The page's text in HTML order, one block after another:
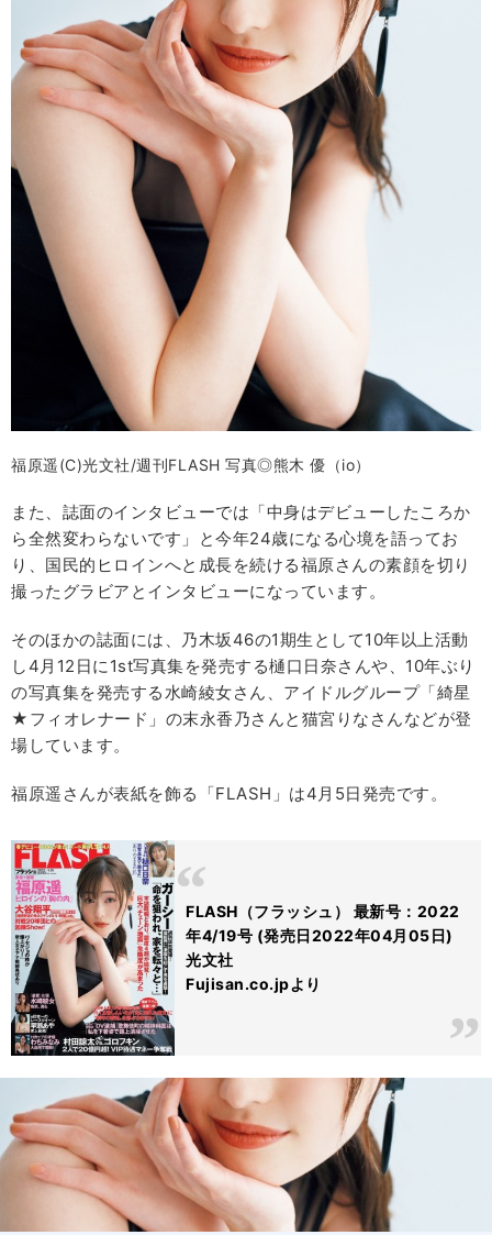
福原遥(C)光文社/週刊FLASH 写真◎熊木 優（io）
また、誌面のインタビューでは「中身はデビューしたころか
ら全然変わらないです」と今年24歳になる心境を語ってお
り、国民的ヒロインへと成長を続ける福原さんの素顔を切り
撮ったグラビアとインタビューになっています。
そのほかの誌面には、乃木坂46の1期生として10年以上活動
し4月12日に1st写真集を発売する樋口日奈さんや、10年ぶり
の写真集を発売する水崎綾女さん、アイドルグループ「綺星
★フィオレナード」の末永香乃さんと猫宮りなさんなどが登
場しています。
福原遥さんが表紙を飾る「FLASH」は4月5日発売です。
FLASH（フラッシュ） 最新号：2022
年4/19号 (発売日2022年04月05日)
光文社
Fujisan.co.jpより